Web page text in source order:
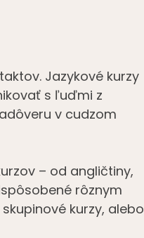
Jazykové kurzy
s ľuďmi z
v cudzom
– od angličtiny,
rôznym
kurzy, alebo